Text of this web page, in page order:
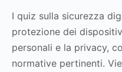
I quiz sulla sicurezza
protezione dei
personali e la privacy,
normative pertinenti.